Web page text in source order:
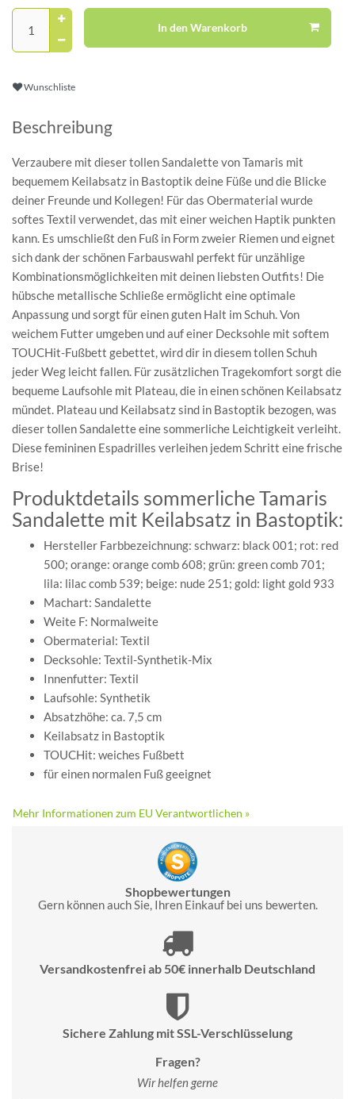
In den Warenkorb
Wunschliste
Beschreibung
Verzaubere mit dieser tollen Sandalette von Tamaris mit
bequemem Keilabsatz in Bastoptik deine Füße und die Blicke
deiner Freunde und Kollegen! Für das Obermaterial wurde
softes Textil verwendet, das mit einer weichen Haptik punkten
kann. Es umschließt den Fuß in Form zweier Riemen und eignet
sich dank der schönen Farbauswahl perfekt für unzählige
Kombinationsmöglichkeiten mit deinen liebsten Outfits! Die
hübsche metallische Schließe ermöglicht eine optimale
Anpassung und sorgt für einen guten Halt im Schuh. Von
weichem Futter umgeben und auf einer Decksohle mit softem
TOUCHit-Fußbett gebettet, wird dir in diesem tollen Schuh
jeder Weg leicht fallen. Für zusätzlichen Tragekomfort sorgt die
bequeme Laufsohle mit Plateau, die in einen schönen Keilabsatz
mündet. Plateau und Keilabsatz sind in Bastoptik bezogen, was
dieser tollen Sandalette eine sommerliche Leichtigkeit verleiht.
Diese femininen Espadrilles verleihen jedem Schritt eine frische
Brise!
Produktdetails sommerliche Tamaris
Sandalette mit Keilabsatz in Bastoptik:
Hersteller Farbbezeichnung: schwarz: black 001; rot: red
500; orange: orange comb 608; grün: green comb 701;
lila: lilac comb 539; beige: nude 251; gold: light gold 933
Machart: Sandalette
Weite F: Normalweite
Obermaterial: Textil
Decksohle: Textil-Synthetik-Mix
Innenfutter: Textil
Laufsohle: Synthetik
Absatzhöhe: ca. 7,5 cm
Keilabsatz in Bastoptik
TOUCHit: weiches Fußbett
für einen normalen Fuß geeignet
Mehr Informationen zum EU Verantwortlichen »
Shopbewertungen
Gern können auch Sie, Ihren Einkauf bei uns bewerten.
Versandkostenfrei ab 50€ innerhalb Deutschland
Sichere Zahlung mit SSL-Verschlüsselung
Fragen?
Wir helfen gerne